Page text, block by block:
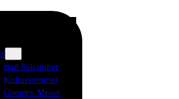
Bad Salzunger
Kultursommer
Country Messe